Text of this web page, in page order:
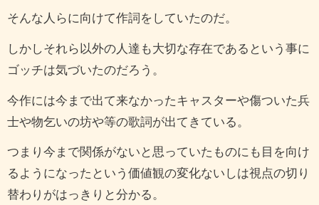
そんな人らに向けて作詞をしていたのだ。
しかしそれら以外の人達も大切な存在であるという事に
ゴッチは気づいたのだろう。
今作には今まで出て来なかったキャスターや傷ついた兵
士や物乞いの坊や等の歌詞が出てきている。
つまり今まで関係がないと思っていたものにも目を向け
るようになったという価値観の変化ないしは視点の切り
替わりがはっきりと分かる。